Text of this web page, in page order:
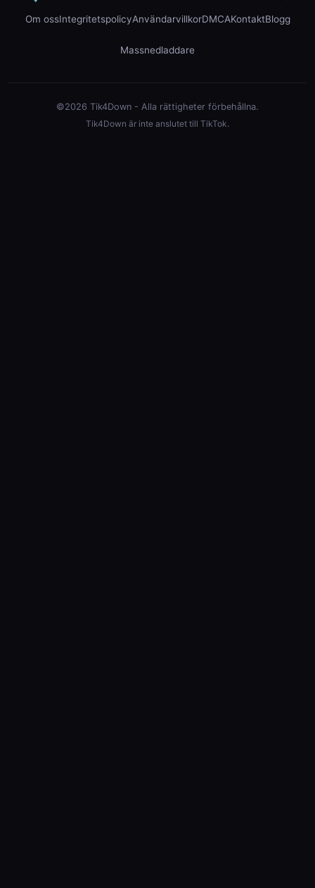
Om ossIntegritetspolicyAnvändarvillkorDMCAKontaktBlogg
Massnedladdare
©2026 Tik4Down - Alla rättigheter förbehållna.
Tik4Down är inte anslutet till TikTok.